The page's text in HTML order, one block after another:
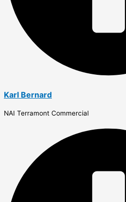
Karl Bernard
NAI Terramont Commercial